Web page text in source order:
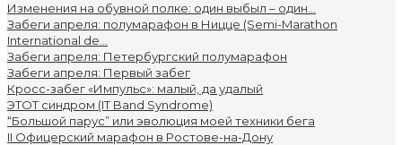
Изменения на обувной полке: один выбыл – один...
Забеги апреля: полумарафон в Ницце (Semi-Marathon
International de...
Забеги апреля: Петербургский полумарафон
Забеги апреля: Первый забег
Кросс-забег «Импульс»: малый, да удалый
ЭТОТ синдром (IT Band Syndrome)
“Большой парус” или эволюция моей техники бега
II Офицерский марафон в Ростове-на-Дону